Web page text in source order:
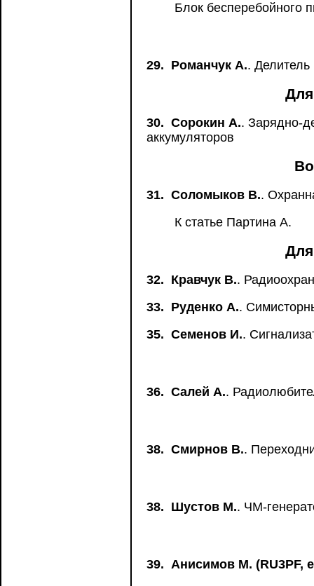
Блок бесперебойного
29. Романчук А..
30. Сорокин А.. Зарядно-
аккумуляторов
31. Соломыков В..
К статье Партина А.
32. Кравчук В..
33. Руденко А..
35. Семенов И..
36. Салей А..
38. Смирнов В..
38. Шустов М.. ЧМ-
39. Анисимов М. (RU3PF,